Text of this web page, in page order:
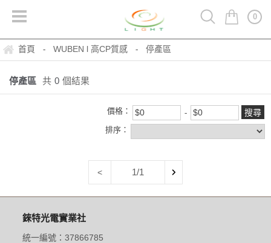
0
首頁 - WUBEN l 高CP質感 - 停產區
停產區 共 0 個結果
價格：
排序：
< 1/1
錸特光電實業社
統一編號：37866785